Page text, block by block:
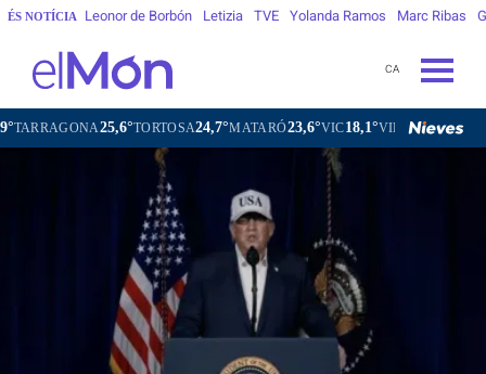
ÉS NOTÍCIA Leonor de Borbón Letizia TVE Yolanda Ramos Marc Ribas
CA
25,6°TORTOSA24,7°MATARÓ23,6°VIC18,1°VILAFRANCA DEL